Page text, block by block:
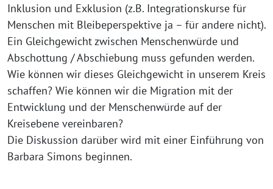
Inklusion und Exklusion (z.B. Integrationskurse für
Menschen mit Bleibeperspektive ja – für andere nicht).
Ein Gleichgewicht zwischen Menschenwürde und
Abschottung / Abschiebung muss gefunden werden.
Wie können wir dieses Gleichgewicht in unserem Kreis
schaffen? Wie können wir die Migration mit der
Entwicklung und der Menschenwürde auf der
Kreisebene vereinbaren?
Die Diskussion darüber wird mit einer Einführung von
Barbara Simons beginnen.